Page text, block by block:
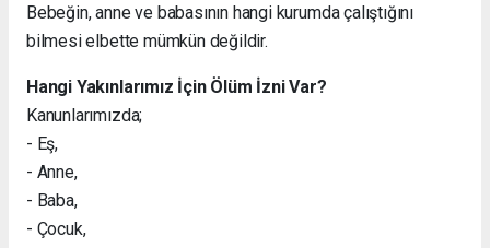
Bebeğin, anne ve babasının hangi kurumda çalıştığını
bilmesi elbette mümkün değildir.
Hangi Yakınlarımız İçin Ölüm İzni Var?
Kanunlarımızda;
- Eş,
- Anne,
- Baba,
- Çocuk,